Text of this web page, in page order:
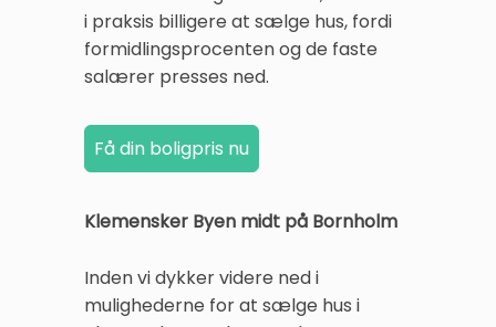
i praksis billigere at sælge hus, fordi
formidlingsprocenten og de faste
salærer presses ned.
Klemensker Byen midt på Bornholm
Inden vi dykker videre ned i
mulighederne for at sælge hus i